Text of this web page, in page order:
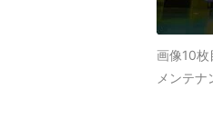
画像10枚
メンテ